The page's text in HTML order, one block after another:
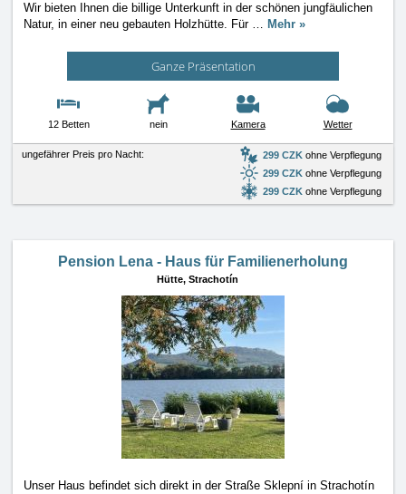
Wir bieten Ihnen die billige Unterkunft in der schönen jungfäulichen
Natur, in einer neu gebauten Holzhütte. Für … Mehr »
Ganze Präsentation
12 Betten nein Kamera Wetter
ungefährer Preis pro Nacht: 299 CZK ohne Verpflegung
299 CZK ohne Verpflegung
299 CZK ohne Verpflegung
Pension Lena - Haus für Familienerholung
Hütte, Strachotín
Unser Haus befindet sich direkt in der Straße Sklepní in Strachotín